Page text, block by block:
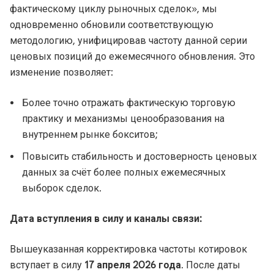
фактическому циклу рыночных сделок», мы
одновременно обновили соответствующую
методологию, унифицировав частоту данной серии
ценовых позиций до ежемесячного обновления. Это
изменение позволяет:
Более точно отражать фактическую торговую
практику и механизмы ценообразования на
внутреннем рынке бокситов;
Повысить стабильность и достоверность ценовых
данных за счёт более полных ежемесячных
выборок сделок.
Дата вступления в силу и каналы связи:
Вышеуказанная корректировка частоты котировок
вступает в силу 17 апреля 2026 года. После даты